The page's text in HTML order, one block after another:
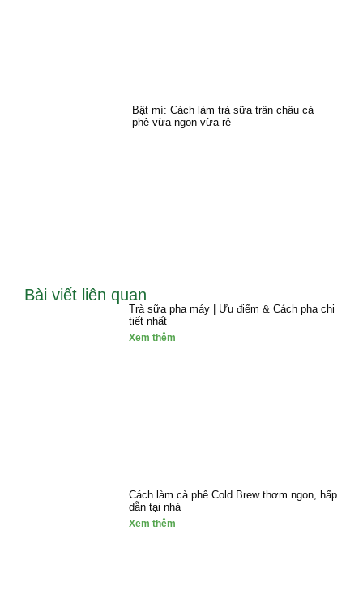
Bật mí: Cách làm trà sữa trân châu cà
phê vừa ngon vừa rẻ
Bài viết liên quan
Trà sữa pha máy | Ưu điểm & Cách pha chi
tiết nhất
Xem thêm
Cách làm cà phê Cold Brew thơm ngon, hấp
dẫn tại nhà
Xem thêm